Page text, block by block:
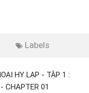
Labels
HY LẠP - TẬP 1 :
CHAPTER 01